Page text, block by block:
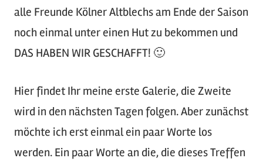
alle Freunde Kölner Altblechs am Ende der Saison
noch einmal unter einen Hut zu bekommen und
DAS HABEN WIR GESCHAFFT! 🙂
Hier findet Ihr meine erste Galerie, die Zweite
wird in den nächsten Tagen folgen. Aber zunächst
möchte ich erst einmal ein paar Worte los
werden. Ein paar Worte an die, die dieses Treffen